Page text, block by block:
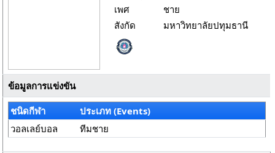
เพศ
ชาย
สังกัด
มหาวิทยาลัยปทุมธานี
ข้อมูลการแข่งขัน
ชนิดกีฬา
ประเภท (Events)
วอลเลย์บอล
ทีมชาย